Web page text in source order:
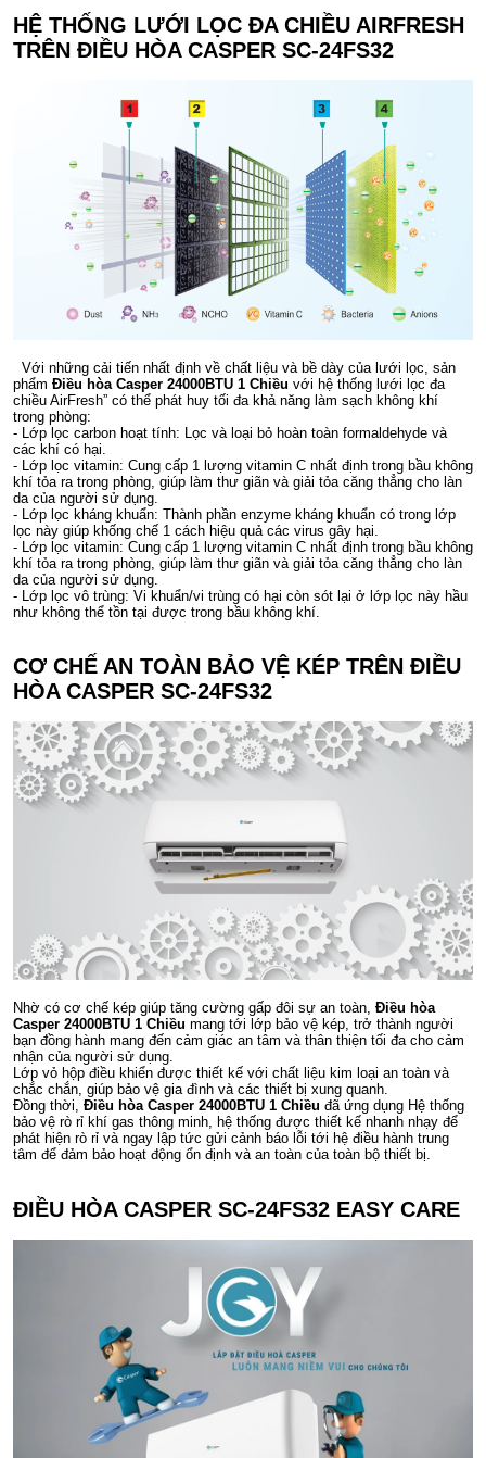
HỆ THỐNG LƯỚI LỌC ĐA CHIỀU AIRFRESH
TRÊN ĐIỀU HÒA CASPER SC-24FS32
Với những cải tiến nhất định về chất liệu và bề dày của lưới lọc, sản
phẩm Điều hòa Casper 24000BTU 1 Chiều với hệ thống lưới lọc đa
chiều AirFresh” có thể phát huy tối đa khả năng làm sạch không khí
trong phòng:
- Lớp lọc carbon hoạt tính: Lọc và loại bỏ hoàn toàn formaldehyde và
các khí có hại.
- Lớp lọc vitamin: Cung cấp 1 lượng vitamin C nhất định trong bầu không
khí tỏa ra trong phòng, giúp làm thư giãn và giải tỏa căng thẳng cho làn
da của người sử dụng.
- Lớp lọc kháng khuẩn: Thành phần enzyme kháng khuẩn có trong lớp
lọc này giúp khống chế 1 cách hiệu quả các virus gây hại.
- Lớp lọc vitamin: Cung cấp 1 lượng vitamin C nhất định trong bầu không
khí tỏa ra trong phòng, giúp làm thư giãn và giải tỏa căng thẳng cho làn
da của người sử dụng.
- Lớp lọc vô trùng: Vi khuẩn/vi trùng có hại còn sót lại ở lớp lọc này hầu
như không thể tồn tại được trong bầu không khí.
CƠ CHẾ AN TOÀN BẢO VỆ KÉP TRÊN ĐIỀU
HÒA CASPER SC-24FS32
Nhờ có cơ chế kép giúp tăng cường gấp đôi sự an toàn, Điều hòa
Casper 24000BTU 1 Chiều mang tới lớp bảo vệ kép, trở thành người
bạn đồng hành mang đến cảm giác an tâm và thân thiện tối đa cho cảm
nhận của người sử dụng.
Lớp vỏ hộp điều khiển được thiết kế với chất liệu kim loại an toàn và
chắc chắn, giúp bảo vệ gia đình và các thiết bị xung quanh.
Đồng thời, Điều hòa Casper 24000BTU 1 Chiều đã ứng dụng Hệ thống
bảo vệ rò rỉ khí gas thông minh, hệ thống được thiết kế nhanh nhạy để
phát hiện rò rỉ và ngay lập tức gửi cảnh báo lỗi tới hệ điều hành trung
tâm để đảm bảo hoạt động ổn định và an toàn của toàn bộ thiết bị.
ĐIỀU HÒA CASPER SC-24FS32 EASY CARE